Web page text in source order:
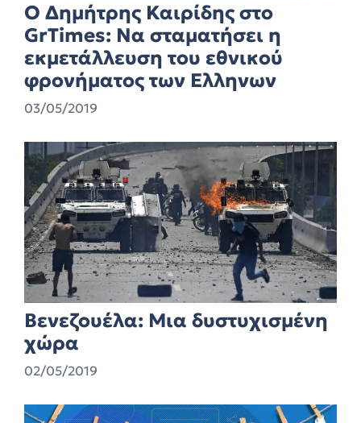
O Δημήτρης Καιρίδης στο
GrTimes: Να σταματήσει η
εκμετάλλευση του εθνικού
φρονήματος των Ελληνων
03/05/2019
Βενεζουέλα: Μια δυστυχισμένη
χώρα
02/05/2019